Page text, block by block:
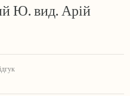
Ю. вид. Арій